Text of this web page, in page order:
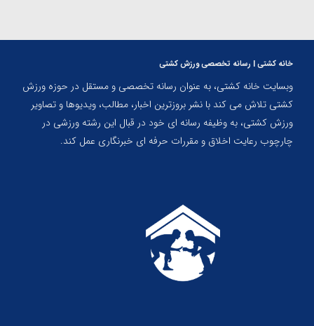
خانه کشتی | رسانه تخصصی ورزش کشتی
وبسایت خانه کشتی، به عنوان رسانه تخصصی و مستقل در حوزه ورزش
کشتی تلاش می کند با نشر بروزترین اخبار، مطالب، ویدیوها و تصاویر
ورزش کشتی، به وظیفه رسانه ای خود در قبال این رشته ورزشی در
چارچوب رعایت اخلاق و مقررات حرفه ای خبرنگاری عمل کند.